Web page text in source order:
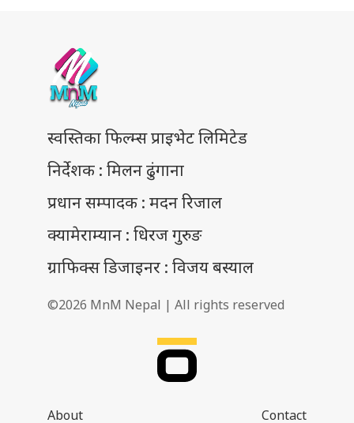
स्वस्तिका फिल्म्स प्राइभेट लिमिटेड
निर्देशक : मिलन ढुंगाना
प्रधान सम्पादक : मदन रिजाल
क्यामेराम्यान : धिरज गुरुङ
ग्राफिक्स डिजाइनर : विजय बस्याल
©2026 MnM Nepal | All rights reserved
About Contact